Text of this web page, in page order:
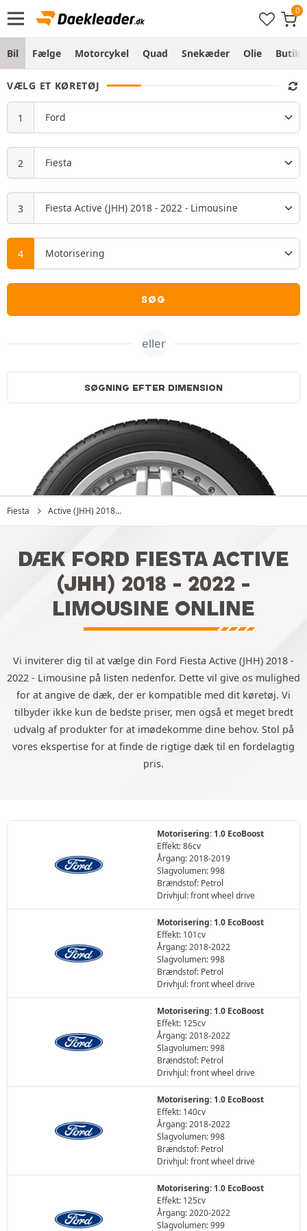
Bil Fælge Motorcykel Quad Snekæder Olie Butik
VÆLG ET KØRETØJ
SØG
eller
SØGNING EFTER DIMENSION
Fiesta Active (JHH) 2018...
DÆK FORD FIESTA ACTIVE
(JHH) 2018 - 2022 -
LIMOUSINE ONLINE
Vi inviterer dig til at vælge din Ford Fiesta Active (JHH) 2018 -
2022 - Limousine på listen nedenfor. Dette vil give os mulighed
for at angive de dæk, der er kompatible med dit køretøj. Vi
tilbyder ikke kun de bedste priser, men også et meget bredt
udvalg af produkter for at imødekomme dine behov. Stol på
vores ekspertise for at finde de rigtige dæk til en fordelagtig
pris.
Motorisering: 1.0 EcoBoost
Effekt: 86cv
Årgang: 2018-2019
Slagvolumen: 998
Brændstof: Petrol
Drivhjul: front wheel drive
Motorisering: 1.0 EcoBoost
Effekt: 101cv
Årgang: 2018-2022
Slagvolumen: 998
Brændstof: Petrol
Drivhjul: front wheel drive
Motorisering: 1.0 EcoBoost
Effekt: 125cv
Årgang: 2018-2022
Slagvolumen: 998
Brændstof: Petrol
Drivhjul: front wheel drive
Motorisering: 1.0 EcoBoost
Effekt: 140cv
Årgang: 2018-2022
Slagvolumen: 998
Brændstof: Petrol
Drivhjul: front wheel drive
Motorisering: 1.0 EcoBoost
Effekt: 125cv
Årgang: 2020-2022
Slagvolumen: 999